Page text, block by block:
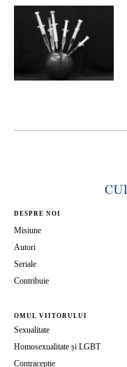
DESPRE NOI
Misiune
Autori
Seriale
Contribuie
OMUL VIITORULUI
Sexualitate
Homosexualitate și LGBT
Contracepție